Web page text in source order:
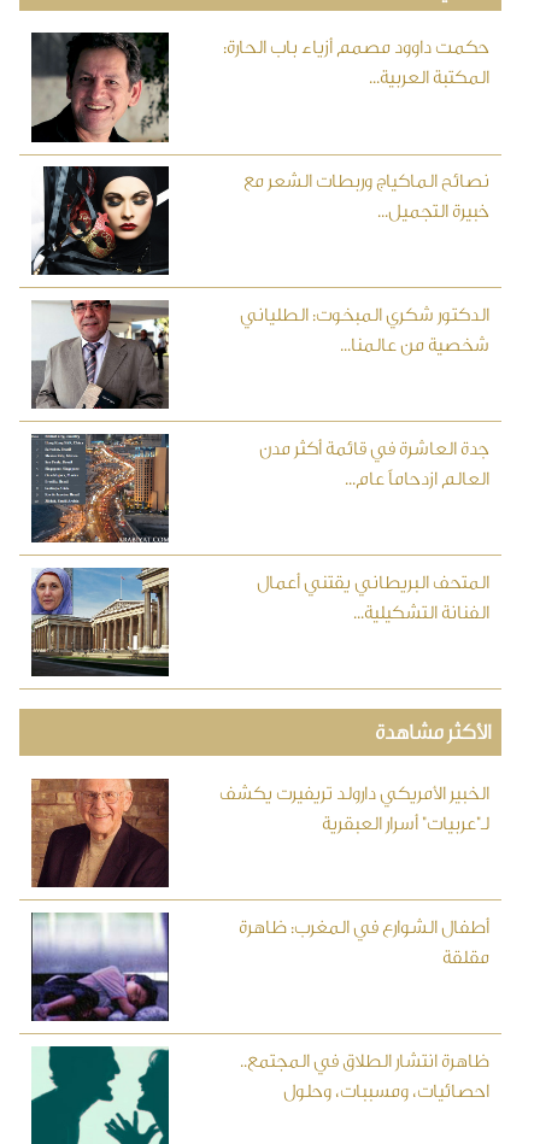
حكمت داوود مصمم أزياء باب الحارة:
المكتبة العربية...
نصائح الماكياج وربطات الشعر مع
خبيرة التجميل...
الدكتور شكري المبخوت: الطلياني
شخصية من عالمنا...
جدة العاشرة في قائمة أكثر مدن
العالم ازدحاماً عام...
المتحف البريطاني يقتني أعمال
الفنانة التشكيلية...
الأكثر مشاهدة
الخبير الأمريكي دارولد تريفيرت يكشف
لـ"عربيات" أسرار العبقرية
أطفال الشوارع في المغرب: ظاهرة
مقلقة
ظاهرة انتشار الطلاق في المجتمع..
احصائيات، ومسببات، وحلول